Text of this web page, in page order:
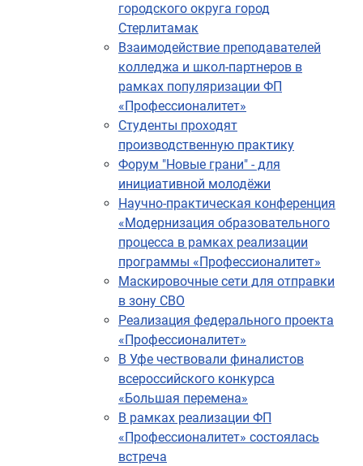
городского округа город
Стерлитамак
Взаимодействие преподавателей
колледжа и школ-партнеров в
рамках популяризации ФП
«Профессионалитет»
Студенты проходят
производственную практику
Форум "Новые грани" - для
инициативной молодёжи
Научно-практическая конференция
«Модернизация образовательного
процесса в рамках реализации
программы «Профессионалитет»
Маскировочные сети для отправки
в зону СВО
Реализация федерального проекта
«Профессионалитет»
В Уфе чествовали финалистов
всероссийского конкурса
«Большая перемена»
В рамках реализации ФП
«Профессионалитет» состоялась
встреча